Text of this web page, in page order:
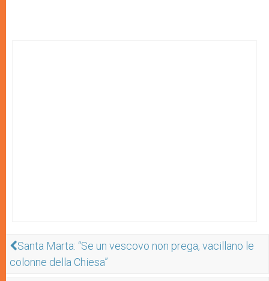
Santa Marta: “Se un vescovo non prega, vacillano le
colonne della Chiesa”